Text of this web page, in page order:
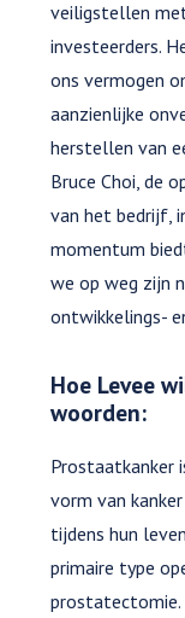
veiligstellen
investeerders.
ons vermogen
aanzienlijke
herstellen van
Bruce Choi, de
van het bedrijf,
momentum
we op weg zijn
ontwikkelings-
Hoe Levee
woorden:
Prostaatkanker
vorm van
tijdens hun
primaire type
prostatectomie.